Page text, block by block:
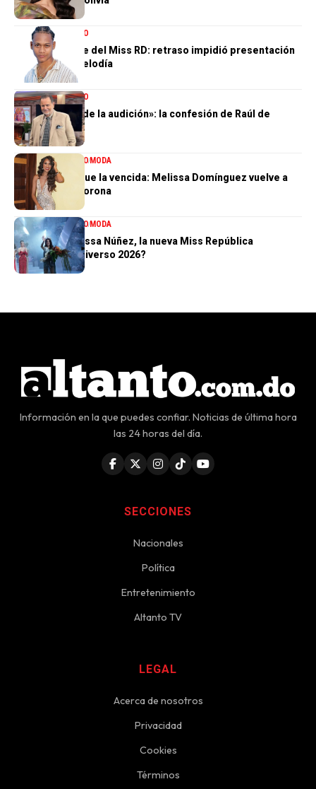
ENTRETENIMIENTO
El gran ausente del Miss RD: retraso impidió presentación
de Dalvin La Melodía
ENTRETENIMIENTO
«Perdí el 85 % de la audición»: la confesión de Raúl de
Molina
ENTRETENIMIENTOMODA
La tercera no fue la vencida: Melissa Domínguez vuelve a
quedar sin la corona
ENTRETENIMIENTOMODA
¿Quién es Melissa Núñez, la nueva Miss República
Dominicana Universo 2026?
Información en la que puedes confiar. Noticias de última hora
las 24 horas del día.
SECCIONES
Nacionales
Política
Entretenimiento
Altanto TV
LEGAL
Acerca de nosotros
Privacidad
Cookies
Términos